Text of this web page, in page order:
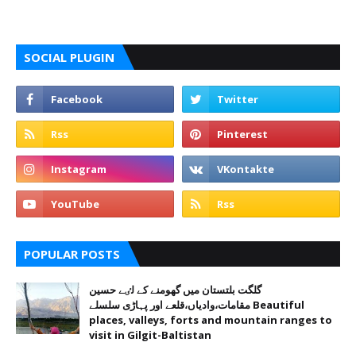
SOCIAL PLUGIN
POPULAR POSTS
گلگت بلتستان میں گھومنے کے لٸے حسین
مقامات،وادیاں،قلعے اور پہاڑی سلسلے Beautiful
places, valleys, forts and mountain ranges to
visit in Gilgit-Baltistan